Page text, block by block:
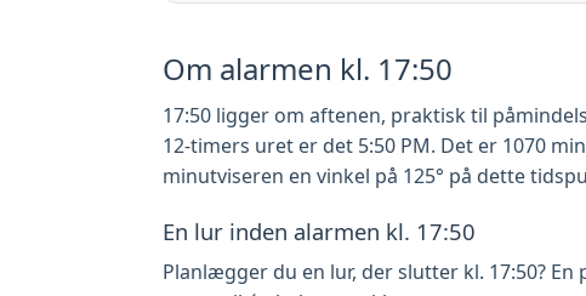
Om alarmen kl. 17:50
17:50 ligger om aftenen, praktisk til
12-timers uret er det 5:50 PM. Det er 1070
minutviseren en vinkel på 125° på dette
En lur inden alarmen kl. 17:50
Planlægger du en lur, der slutter kl. 17:50?